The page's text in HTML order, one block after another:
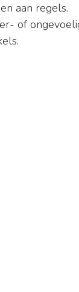
aan regels.
of